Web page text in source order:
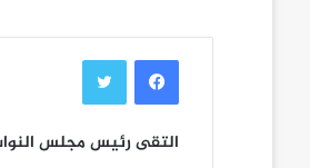
فيسبوك تويتر
التقى رئيس مجلس